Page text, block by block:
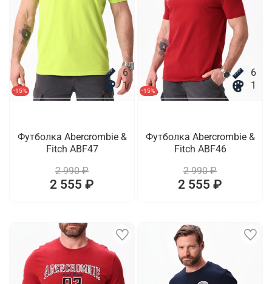
-15%
6
1
Футболка Abercrombie &
Fitch ABF47
2 990 ₽
2 555 ₽
-15%
6
1
Футболка Abercrombie &
Fitch ABF46
2 990 ₽
2 555 ₽